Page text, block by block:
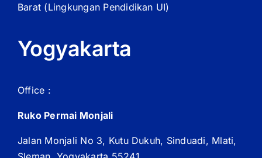
Barat (Lingkungan Pendidikan UI)
Yogyakarta
Office :
Ruko Permai Monjali
Jalan Monjali No 3, Kutu Dukuh, Sinduadi, Mlati,